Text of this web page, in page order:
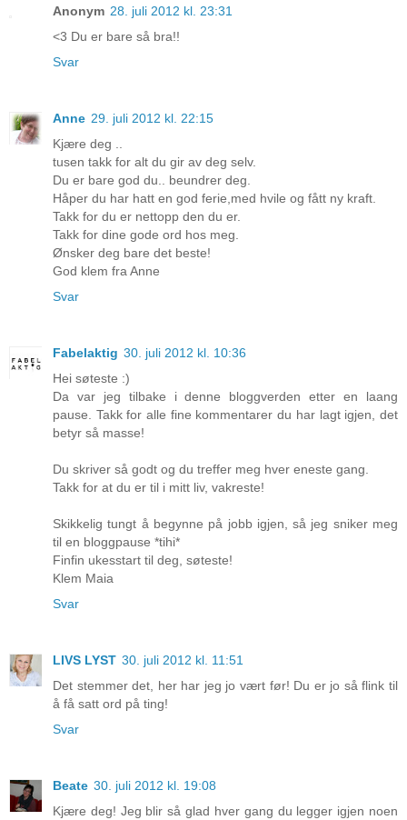
Anonym 28. juli 2012 kl. 23:31
<3 Du er bare så bra!!
Svar
Anne 29. juli 2012 kl. 22:15
Kjære deg ..
tusen takk for alt du gir av deg selv.
Du er bare god du.. beundrer deg.
Håper du har hatt en god ferie,med hvile og fått ny kraft.
Takk for du er nettopp den du er.
Takk for dine gode ord hos meg.
Ønsker deg bare det beste!
God klem fra Anne
Svar
Fabelaktig 30. juli 2012 kl. 10:36
Hei søteste :)
Da var jeg tilbake i denne bloggverden etter en laang
pause. Takk for alle fine kommentarer du har lagt igjen, det
betyr så masse!
Du skriver så godt og du treffer meg hver eneste gang.
Takk for at du er til i mitt liv, vakreste!
Skikkelig tungt å begynne på jobb igjen, så jeg sniker meg
til en bloggpause *tihi*
Finfin ukesstart til deg, søteste!
Klem Maia
Svar
LIVS LYST 30. juli 2012 kl. 11:51
Det stemmer det, her har jeg jo vært før! Du er jo så flink til
å få satt ord på ting!
Svar
Beate 30. juli 2012 kl. 19:08
Kjære deg! Jeg blir så glad hver gang du legger igjen noen